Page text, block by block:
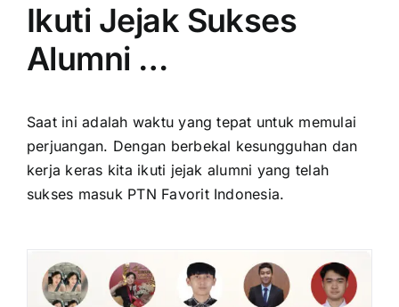
Ikuti Jejak Sukses
Alumni …
Saat ini adalah waktu yang tepat untuk memulai
perjuangan. Dengan berbekal kesungguhan dan
kerja keras kita ikuti jejak alumni yang telah
sukses masuk PTN Favorit Indonesia.